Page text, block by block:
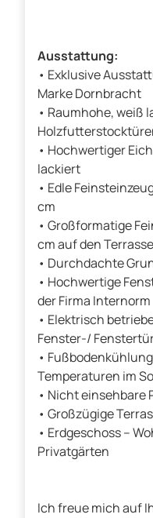
Ausstattung:
• Exklusive
Marke Dornbracht
• Raumhohe, weiß
• Hochwertiger
lackiert
• Edle
cm
• Großformatige
cm auf den
• Durchdachte
• Hochwertige
der Firma Internorm
• Elektrisch
Fenster-/
•
Temperaturen im
• Nicht einsehbare
• Großzügige
• Erdgeschoss –
Privatgärten
Ich freue mich auf